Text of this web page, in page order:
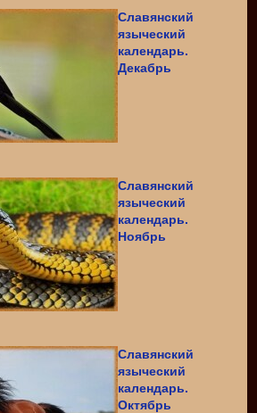
Славянский
языческий
календарь.
Декабрь
Славянский
языческий
календарь.
Ноябрь
Славянский
языческий
календарь.
Октябрь